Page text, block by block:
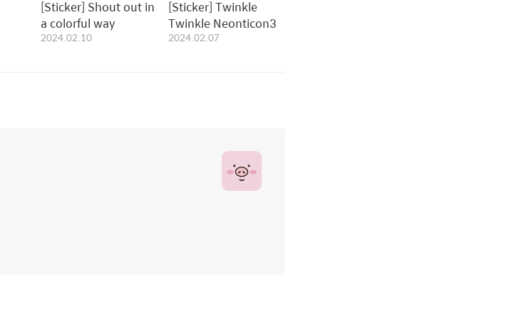
[Sticker] Shout out in
a colorful way
2024.02.10
[Sticker] Twinkle
Twinkle Neonticon3
2024.02.07